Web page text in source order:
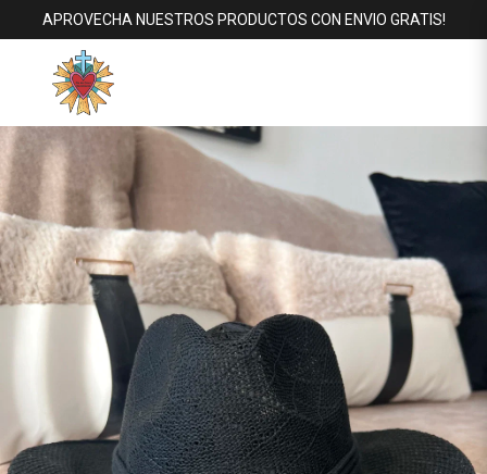
APROVECHA NUESTROS PRODUCTOS CON ENVIO GRATIS!